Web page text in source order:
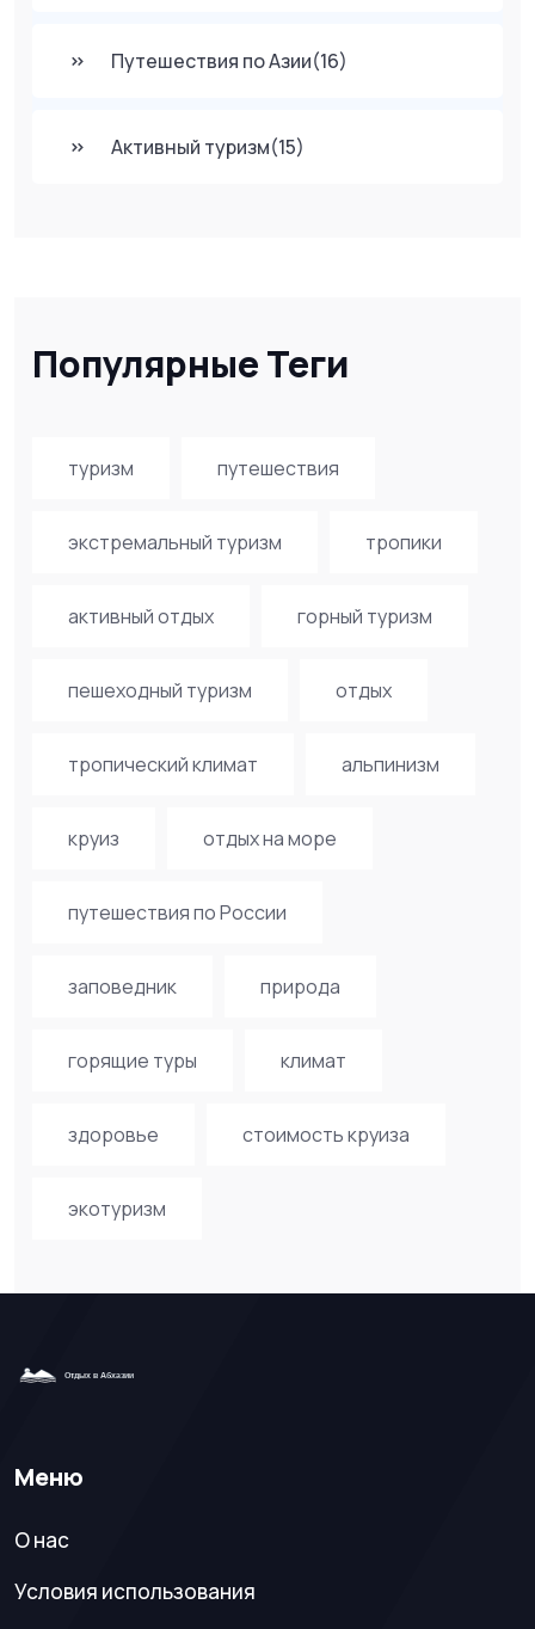
Путешествия по Азии(16)
Активный туризм(15)
Популярные Теги
туризм путешествия
экстремальный туризм тропики
активный отдых горный туризм
пешеходный туризм отдых
тропический климат альпинизм
круиз отдых на море
путешествия по России
заповедник природа
горящие туры климат
здоровье стоимость круиза
экотуризм
Меню
О нас
Условия использования